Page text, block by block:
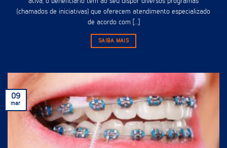
(chamados de iniciativas) que oferecem atendimento especializado
de acordo com [...]
SAIBA MAIS
09
mar